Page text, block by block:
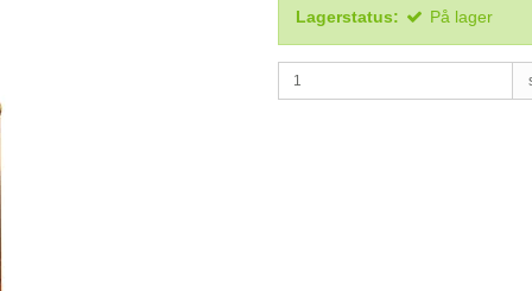
Lagerstatus: På lager